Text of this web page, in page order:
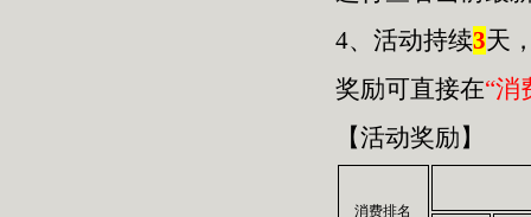
4、活动持续3天
奖励可直接在“消
【活动奖励】
消费排名